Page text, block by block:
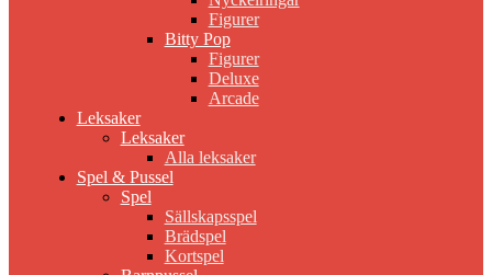
Figurer
Bitty Pop
Figurer
Deluxe
Arcade
Leksaker
Leksaker
Alla leksaker
Spel & Pussel
Spel
Sällskapsspel
Brädspel
Kortspel